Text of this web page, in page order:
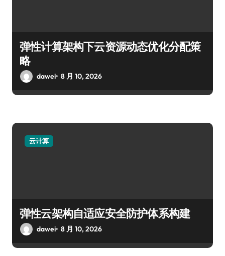
弹性计算架构下云资源动态优化分配策
略
dawei 8 月 10, 2026
云计算
弹性云架构自适应安全防护体系构建
dawei 8 月 10, 2026